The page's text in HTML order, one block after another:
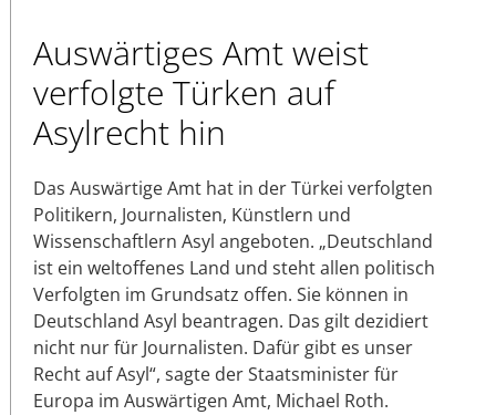
Auswärtiges Amt weist
verfolgte Türken auf
Asylrecht hin
Das Auswärtige Amt hat in der Türkei verfolgten
Politikern, Journalisten, Künstlern und
Wissenschaftlern Asyl angeboten. „Deutschland
ist ein weltoffenes Land und steht allen politisch
Verfolgten im Grundsatz offen. Sie können in
Deutschland Asyl beantragen. Das gilt dezidiert
nicht nur für Journalisten. Dafür gibt es unser
Recht auf Asyl“, sagte der Staatsminister für
Europa im Auswärtigen Amt, Michael Roth.